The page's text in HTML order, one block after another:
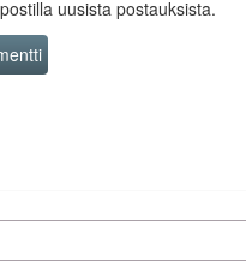
uusista postauksista.